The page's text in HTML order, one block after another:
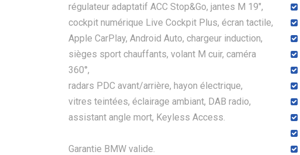
régulateur adaptatif ACC Stop&Go, jantes M 19",
cockpit numérique Live Cockpit Plus, écran tactile,
Apple CarPlay, Android Auto, chargeur induction,
sièges sport chauffants, volant M cuir, caméra
360°,
radars PDC avant/arrière, hayon électrique,
vitres teintées, éclairage ambiant, DAB radio,
assistant angle mort, Keyless Access.
Garantie BMW valide.